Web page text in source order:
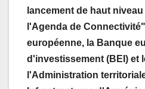
lancement de haut
l'Agenda de
européenne, la Banque
d'investissement (BEI) et
l'Administration